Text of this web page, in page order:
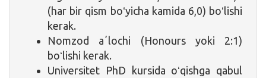
(har bir qism boʻyicha kamida 6,0) boʻlishi
kerak.
Nomzod aʼlochi (Honours yoki 2:1)
boʻlishi kerak.
Universitet PhD kursida oʻqishga qabul